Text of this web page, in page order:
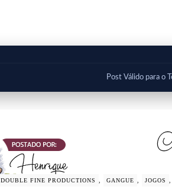
Post Válido para o
DOUBLE FINE PRODUCTIONS GANGUE JOGOS